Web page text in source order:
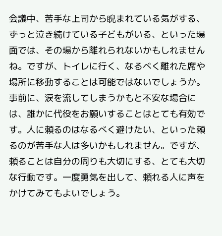
会議中、苦手な上司から睨まれている気がする、
ずっと泣き続けている子どもがいる、といった場
面では、その場から離れられないかもしれません
ね。ですが、トイレに行く、なるべく離れた席や
場所に移動することは可能ではないでしょうか。
事前に、涙を流してしまうかもと不安な場合に
は、誰かに代役をお願いすることはとても有効で
す。人に頼るのはなるべく避けたい、といった頼
るのが苦手な人は多いかもしれません。ですが、
頼ることは自分の周りも大切にする、とても大切
な行動です。一度勇気を出して、頼れる人に声を
かけてみてもよいでしょう。